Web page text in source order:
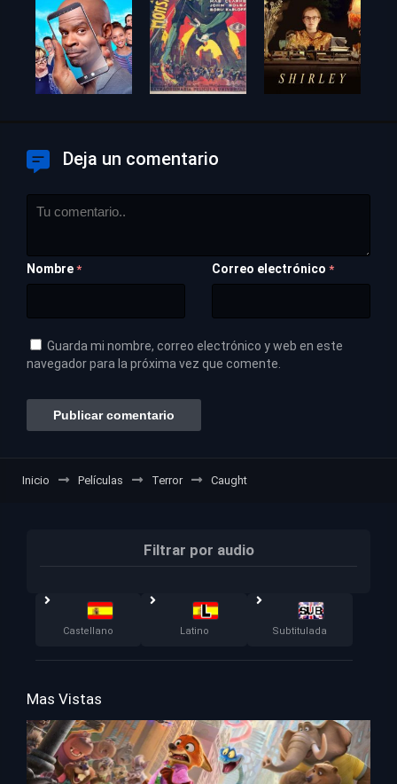
Deja un comentario
Nombre * Correo electrónico *
Guarda mi nombre, correo electrónico y web en este
navegador para la próxima vez que comente.
Inicio Películas Terror Caught
Filtrar por audio
Castellano Latino Subtitulada
Mas Vistas